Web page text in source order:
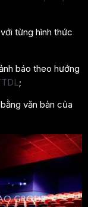
từng hình thức
báo theo hướng
;
văn bản của